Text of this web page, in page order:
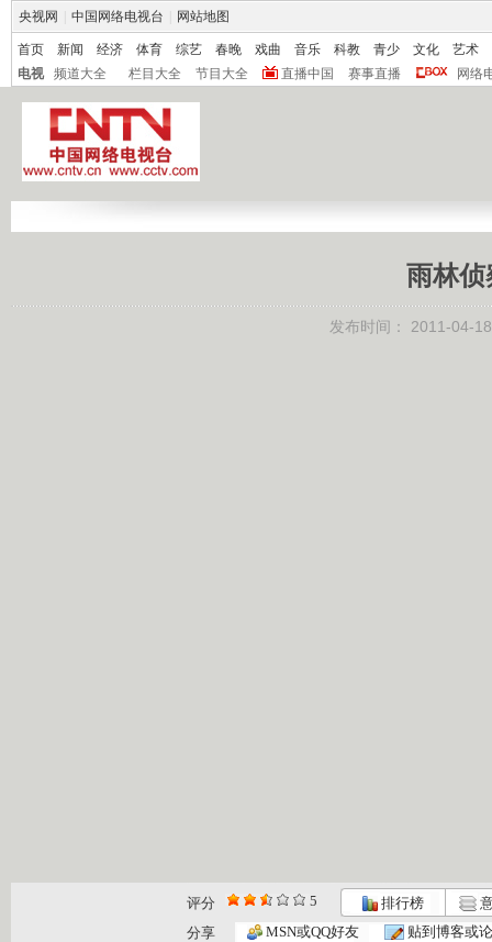
央视网 中国网络电视台 网站地图
首页 新闻 经济 体育 综艺 春晚 戏曲 音乐 科教 青少 文化
艺术
电视
频道大全 栏目大全 节目大全 直播中国 赛事直播 网络
雨林
发布时间： 2011-04-
评分 5 排行榜
分享
MSN或QQ好友 贴到博客或